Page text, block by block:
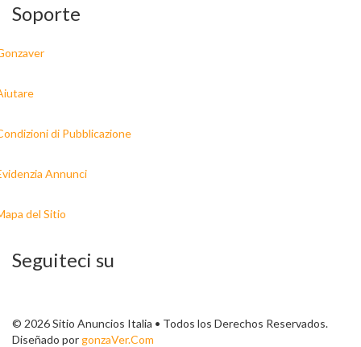
Soporte
di Pubblicazione
Annunci
del Sitio
Seguiteci su
© 2026 Sitio Anuncios Italia • Todos los Derechos Reservados.
Diseñado porgonzaVer.Com